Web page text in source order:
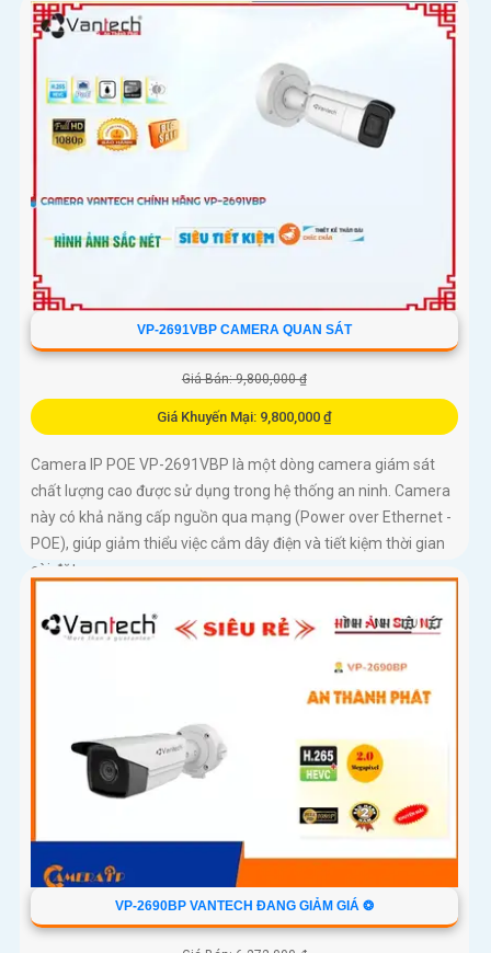
VP-2691VBP CAMERA QUAN SÁT
Giá Bán: 9,800,000 ₫
Giá Khuyến Mại: 9,800,000 ₫
Camera IP POE VP-2691VBP là một dòng camera giám sát
chất lượng cao được sử dụng trong hệ thống an ninh. Camera
này có khả năng cấp nguồn qua mạng (Power over Ethernet -
POE), giúp giảm thiểu việc cắm dây điện và tiết kiệm thời gian
cài đặt
VP-2690BP VANTECH ĐANG GIẢM GIÁ ❂